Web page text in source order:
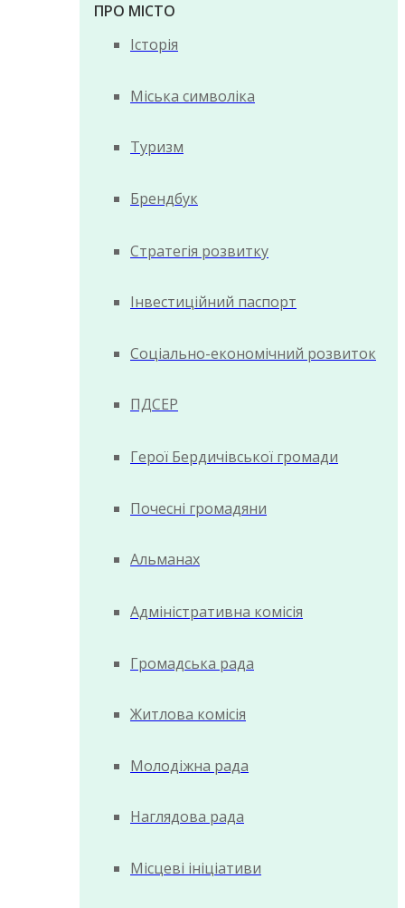
ПРО МІСТО
Історія
Міська символіка
Туризм
Брендбук
Стратегія розвитку
Інвестиційний паспорт
Соціально-економічний розвиток
ПДСЕР
Герої Бердичівської громади
Почесні громадяни
Альманах
Адміністративна комісія
Громадська рада
Житлова комісія
Молодіжна рада
Наглядова рада
Місцеві ініціативи